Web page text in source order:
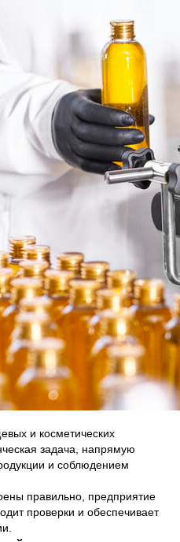
и косметических
задача, напрямую
и соблюдением
правильно, предприятие
проверки и обеспечивает